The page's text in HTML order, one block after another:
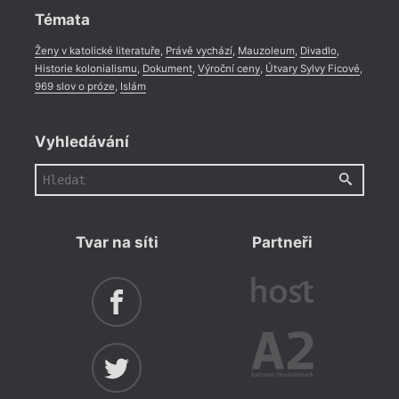
Témata
Ženy v katolické literatuře, Právě vychází, Mauzoleum, Divadlo,
Historie kolonialismu, Dokument, Výroční ceny, Útvary Sylvy Ficové,
969 slov o próze, Islám
Vyhledávání
Tvar na síti Partneři